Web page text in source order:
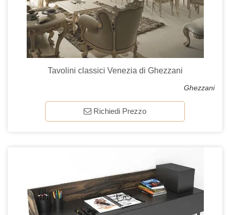
Tavolini classici Venezia di Ghezzani
Ghezzani
Richiedi Prezzo